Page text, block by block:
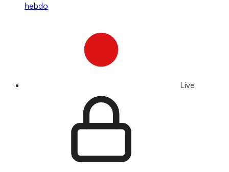
hebdo
Live